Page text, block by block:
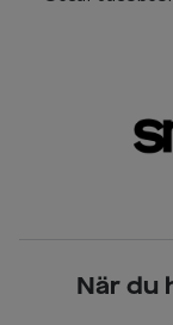
När du